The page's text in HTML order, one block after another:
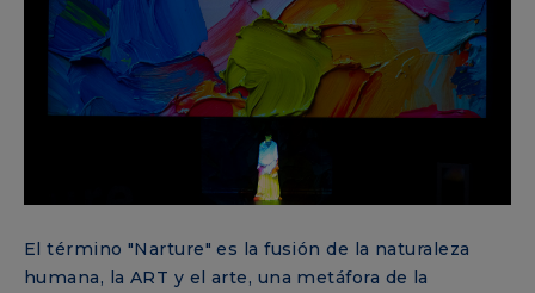
El término "Narture" es la fusión de la naturaleza
humana, la ART y el arte, una metáfora de la